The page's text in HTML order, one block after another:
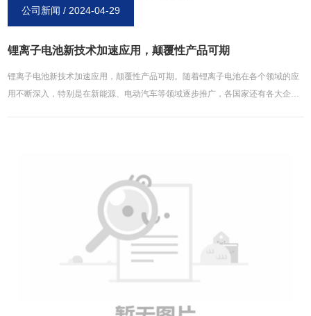
公司新闻 / 2024-04-29
锂离子电池新技术加速应用，颠覆性产品可期
锂离子电池新技术加速应用，颠覆性产品可期。随着锂离子电池在各个领域的应
用不断深入，特别是在新能源、电动汽车等领域逐步推广，各国家还有各大企业
在，动力电池市场竞争不断激烈化，各大企业纷纷瞄准特定市场需求来研发具有
针对性的新产品，实行错位竞争举措，以抢占更多的锂离子电池市场。未来，伴
随各种新技术的不断进步，包括固态电解质、硅碳复合材料等在内的新型材料都
有望在锂离子电池上面得到广泛应用，尤其在可穿戴设备等特定应用行业将会有
希望出现新的颠覆性的锂离子电池产品。以上内容均来源于博研镍氢电池官网：